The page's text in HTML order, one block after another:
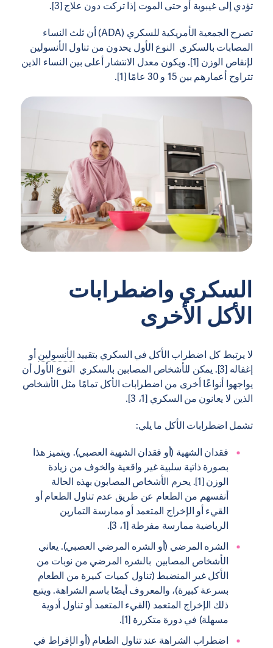
تؤدي إلى غيبوبة أو حتى الموت إذا تركت دون علاج [3].
تصرح الجمعية الأمريكية للسكري (ADA) أن ثلث النساء
المصابات بالسكري النوع الأول يحدون من تناول الأنسولين
لإنقاص الوزن [1]. ويكون معدل الانتشار أعلى بين النساء الذين
تتراوح أعمارهم بين 15 و 30 عامًا [1].
السكري واضطرابات
الأكل الأخرى
لا يرتبط كل اضطراب الأكل في السكري بتقييد الأنسولين أو
إغفاله [3]. يمكن للأشخاص المصابين بالسكري النوع الأول أن
يواجهوا أنواعًا أخرى من اضطرابات الأكل تمامًا مثل الأشخاص
الذين لا يعانون من السكري [1، 3].
تشمل اضطرابات الأكل ما يلي:
فقدان الشهية (أو فقدان الشهية العصبي). ويتميز هذا
بصورة ذاتية سلبية غير واقعية والخوف من زيادة
الوزن [1]. يحرم الأشخاص المصابون بهذه الحالة
أنفسهم من الطعام عن طريق عدم تناول الطعام أو
القيء أو الإخراج المتعمد أو ممارسة التمارين
الرياضية ممارسة مفرطة [1، 3].
الشره المرضي (أو الشره المرضي العصبي). يعاني
الأشخاص المصابين بالشره المرضي من نوبات من
الأكل غير المنضبط (تناول كميات كبيرة من الطعام
بسرعة كبيرة)، والمعروف أيضًا باسم الشراهة. ويتبع
ذلك الإخراج المتعمد (القيء المتعمد أو تناول أدوية
مسهلة) في دورة متكررة [1].
اضطراب الشراهة عند تناول الطعام (أو الإفراط في